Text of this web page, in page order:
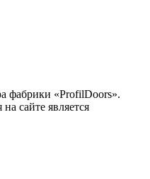
фабрики «ProfilDoors».
сайте является